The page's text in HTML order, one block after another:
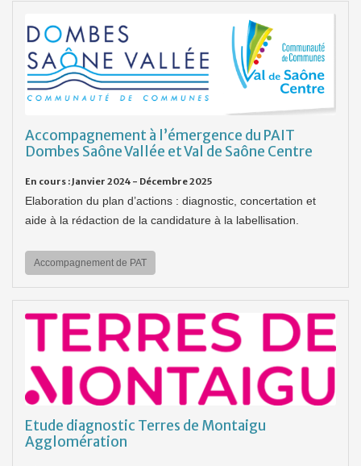
Accompagnement à l’émergence du PAIT
Dombes Saône Vallée et Val de Saône Centre
En cours : Janvier 2024 - Décembre 2025
Elaboration du plan d’actions : diagnostic, concertation et
aide à la rédaction de la candidature à la labellisation.
Accompagnement de PAT
Etude diagnostic Terres de Montaigu
Agglomération